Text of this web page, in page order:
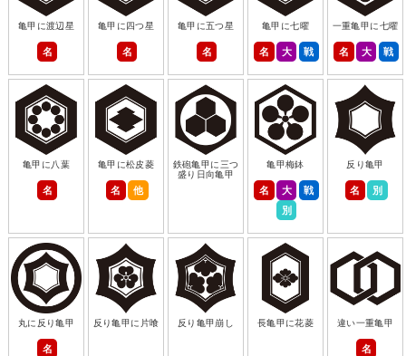
亀甲に渡辺星
名
亀甲に四つ星
名
亀甲に五つ星
名
亀甲に七曜
名 大 戦
一重亀甲に七曜
名 大 戦
亀甲に八葉
名
亀甲に松皮菱
名 他
鉄砲亀甲に三つ
盛り日向亀甲
亀甲梅鉢
名 大
戦
別
反り亀甲
名 別
丸に反り亀甲
名
反り亀甲に片喰 反り亀甲崩し 長亀甲に花菱 違い一重亀甲
名